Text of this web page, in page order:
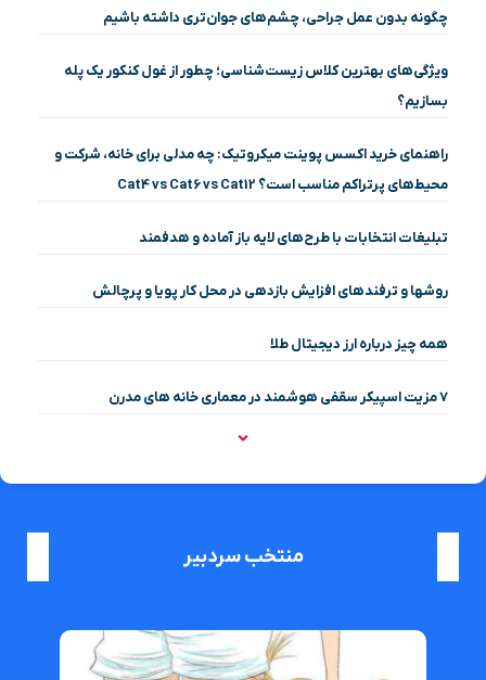
چگونه بدون عمل جراحی، چشم‌های جوان‌تری داشته باشیم
ویژگی‌های بهترین کلاس زیست‌شناسی؛ چطور از غول کنکور یک پله
بسازیم؟
راهنمای خرید اکسس پوینت میکروتیک: چه مدلی برای خانه، شرکت و
محیط‌های پرتراکم مناسب است؟ Cat4 vs Cat6 vs Cat12
تبلیغات انتخابات با طرح‌های لایه باز آماده و هدفمند
روشها و ترفندهای افزایش بازدهی در محل کار پویا و پرچالش
همه چیز درباره ارز دیجیتال طلا
۷ مزیت اسپیکر سقفی هوشمند در معماری خانه‌ های مدرن
منتخب سردبیر